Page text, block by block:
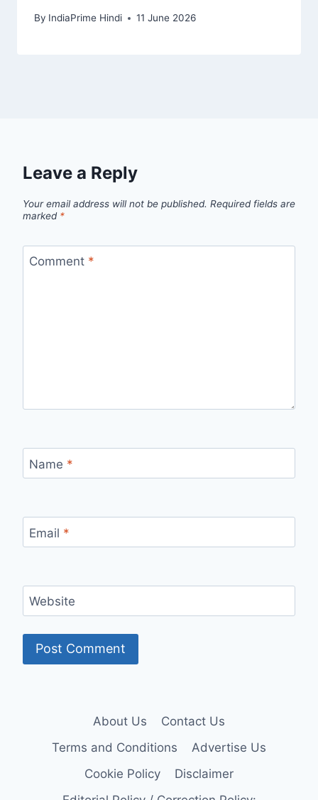
के फैसले का इंतजार – Amar Ujala
By IndiaPrime Hindi 11 June 2026
Leave a Reply
Your email address will not be published. Required fields are
marked *
Comment *
Name *
Email *
Website
About Us
Contact Us
Terms and Conditions
Advertise Us
Cookie Policy
Disclaimer